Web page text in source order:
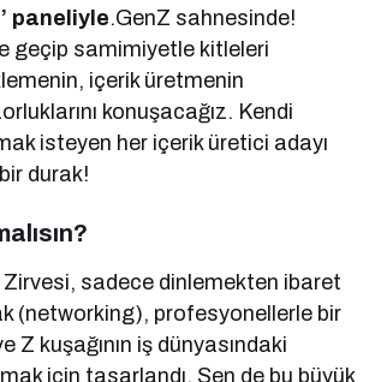
paneliyle.GenZ sahnesinde!
geçip samimiyetle kitleleri
içerik üretmenin
konuşacağız. Kendi
isteyen her içerik üretici adayı
durak!
Zirvesi, sadece dinlemekten ibaret
(networking), profesyonellerle bir
Z kuşağının iş dünyasındaki
için tasarlandı. Sen de bu büyük